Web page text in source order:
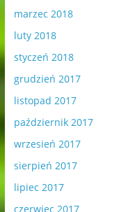
marzec 2018
luty 2018
styczeń 2018
grudzień 2017
listopad 2017
październik 2017
wrzesień 2017
sierpień 2017
lipiec 2017
czerwiec 2017